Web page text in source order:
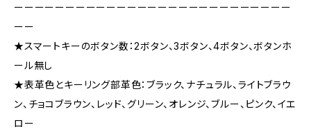
ーーーーーーーーーーーーーーーーーーーーーーーーーーー
ーー
★スマートキーのボタン数：2ボタン、3ボタン、4ボタン、ボタンホ
ール無し
★表革色とキーリング部革色：ブラック、ナチュラル、ライトブラウ
ン、チョコブラウン、レッド、グリーン、オレンジ、ブルー、ピンク、イエ
ロー